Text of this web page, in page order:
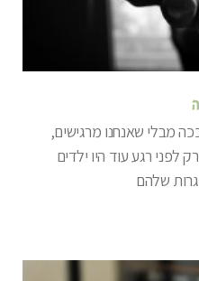
מבלי שאנחנו מרגישים,
לפני רגע עוד היו ילדים
שלהם